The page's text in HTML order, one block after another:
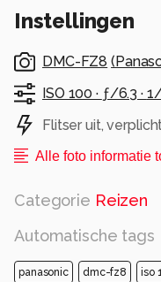
Instellingen
DMC-FZ8 (
ISO 100 · ƒ/6.3 ·
Flitser uit,
Alle foto informatie
Categorie Reizen
Automatische tags
panasonic dmc-fz8 iso